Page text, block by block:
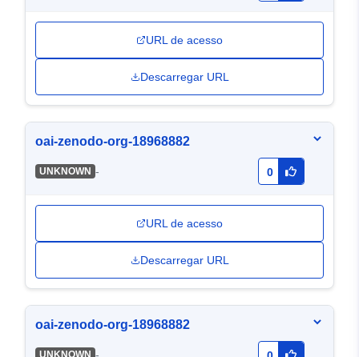
URL de acesso
Descarregar URL
oai-zenodo-org-18968882
UNKNOWN - 0
URL de acesso
Descarregar URL
oai-zenodo-org-18968882